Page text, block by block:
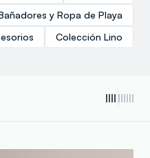
y Ropa de Playa
Colección Lino